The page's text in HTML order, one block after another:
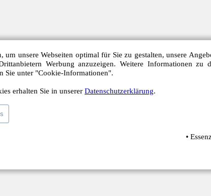
um unsere Webseiten optimal für Sie zu gestalten, unsere
Werbung anzuzeigen. Weitere Informationen zu
Sie unter "Cookie-Informationen".
erhalten Sie in unserer Datenschutzerklärung.
•